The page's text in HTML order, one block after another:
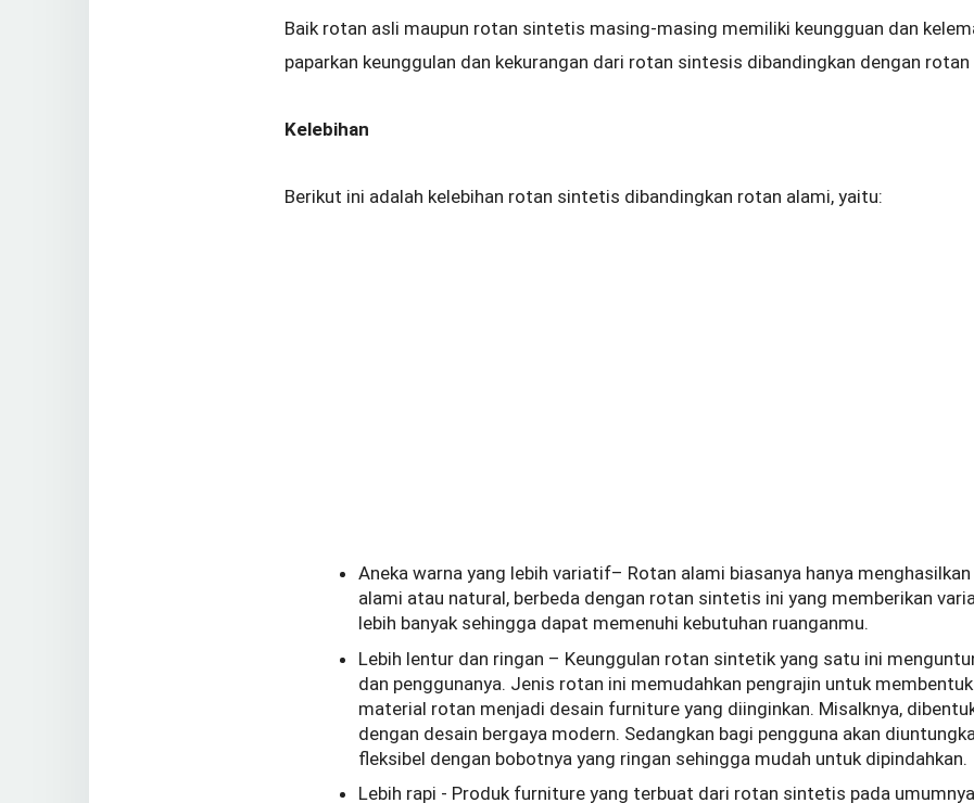
Baik rotan asli maupun rotan sintetis masing-masing memiliki keungguan dan
paparkan keunggulan dan kekurangan dari rotan sintesis dibandingkan dengan rotan
Kelebihan
Berikut ini adalah kelebihan rotan sintetis dibandingkan rotan alami, yaitu:
Aneka warna yang lebih variatif– Rotan alami biasanya hanya
alami atau natural, berbeda dengan rotan sintetis ini yang memberikan
lebih banyak sehingga dapat memenuhi kebutuhan ruanganmu.
Lebih lentur dan ringan – Keunggulan rotan sintetik yang satu ini
dan penggunanya. Jenis rotan ini memudahkan pengrajin untuk
material rotan menjadi desain furniture yang diinginkan. Misalknya,
dengan desain bergaya modern. Sedangkan bagi pengguna akan
fleksibel dengan bobotnya yang ringan sehingga mudah untuk dipindahkan.
Lebih rapi - Produk furniture yang terbuat dari rotan sintetis pada